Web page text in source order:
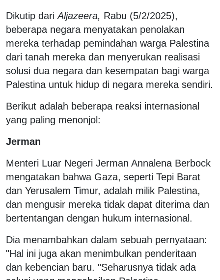
Dikutip dariAljazeera, Rabu (5/2/2025),
beberapa negara menyatakan penolakan
mereka terhadap pemindahan warga Palestina
dari tanah mereka dan menyerukan realisasi
solusi dua negara dan kesempatan bagi warga
Palestina untuk hidup di negara mereka sendiri.
Berikut adalah beberapa reaksi internasional
yang paling menonjol:
Jerman
Menteri Luar Negeri Jerman Annalena Berbock
mengatakan bahwa Gaza, seperti Tepi Barat
dan Yerusalem Timur, adalah milik Palestina,
dan mengusir mereka tidak dapat diterima dan
bertentangan dengan hukum internasional.
Dia menambahkan dalam sebuah pernyataan:
"Hal ini juga akan menimbulkan penderitaan
dan kebencian baru. "Seharusnya tidak ada